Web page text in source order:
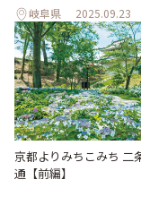
岐阜県 2025.09.23
京都よりみちこみち 二
通【前編】